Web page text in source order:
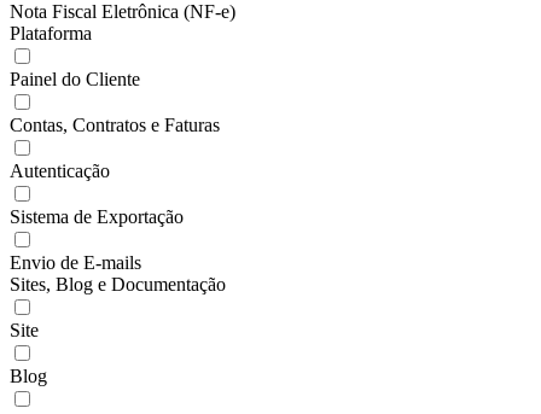
Nota Fiscal Eletrônica (NF-e)
Plataforma
Painel do Cliente
Contas, Contratos e Faturas
Autenticação
Sistema de Exportação
Envio de E-mails
Sites, Blog e Documentação
Site
Blog